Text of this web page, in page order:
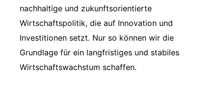
nachhaltige und zukunftsorientierte
Wirtschaftspolitik, die auf Innovation und
Investitionen setzt. Nur so können wir die
Grundlage für ein langfristiges und stabiles
Wirtschaftswachstum schaffen.